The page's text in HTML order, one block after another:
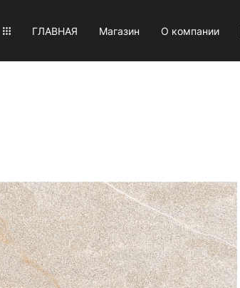
ГЛАВНАЯ Магазин О компании